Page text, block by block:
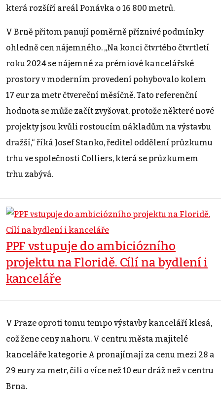
která rozšíří areál Ponávka o 16 800 metrů.
V Brně přitom panují poměrně příznivé podmínky
ohledně cen nájemného. „Na konci čtvrtého čtvrtletí
roku 2024 se nájemné za prémiové kancelářské
prostory v moderním provedení pohybovalo kolem
17 eur za metr čtvereční měsíčně. Tato referenční
hodnota se může začít zvyšovat, protože některé nové
projekty jsou kvůli rostoucím nákladům na výstavbu
dražší,“ říká Josef Stanko, ředitel oddělení průzkumu
trhu ve společnosti Colliers, která se průzkumem
trhu zabývá.
PPF vstupuje do ambiciózního
projektu na Floridě. Cílí na bydlení i
kanceláře
V Praze oproti tomu tempo výstavby kanceláří klesá,
což žene ceny nahoru. V centru města majitelé
kanceláře kategorie A pronajímají za cenu mezi 28 a
29 eury za metr, čili o více než 10 eur dráž než v centru
Brna.